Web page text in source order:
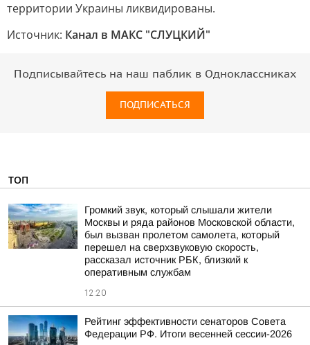
территории Украины ликвидированы.
Источник: Канал в МАКС "СЛУЦКИЙ"
Подписывайтесь на наш паблик в Одноклассниках
ПОДПИСАТЬСЯ
ТОП
Громкий звук, который слышали жители
Москвы и ряда районов Московской области,
был вызван пролетом самолета, который
перешел на сверхзвуковую скорость,
рассказал источник РБК, близкий к
оперативным службам
12:20
Рейтинг эффективности сенаторов Совета
Федерации РФ. Итоги весенней сессии-2026